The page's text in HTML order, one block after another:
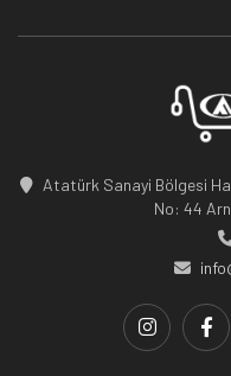
Atatürk Sanayi Bölgesi
No: 44